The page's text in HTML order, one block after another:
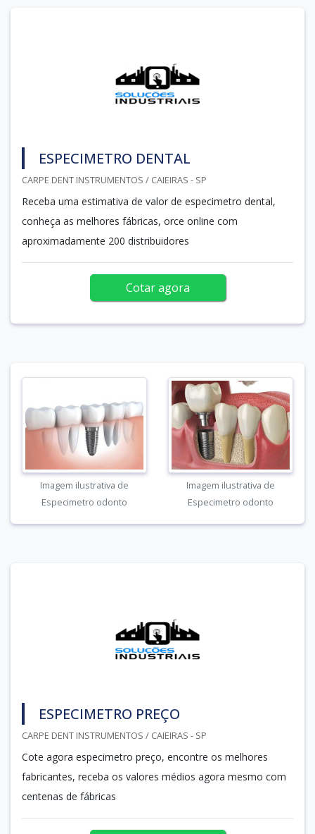
ESPECIMETRO DENTAL
CARPE DENT INSTRUMENTOS / CAIEIRAS - SP
Receba uma estimativa de valor de especimetro dental,
conheça as melhores fábricas, orce online com
aproximadamente 200 distribuidores
Cotar agora
Imagem ilustrativa de
Especimetro odonto
Imagem ilustrativa de
Especimetro odonto
ESPECIMETRO PREÇO
CARPE DENT INSTRUMENTOS / CAIEIRAS - SP
Cote agora especimetro preço, encontre os melhores
fabricantes, receba os valores médios agora mesmo com
centenas de fábricas